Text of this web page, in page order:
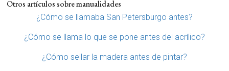
Otros artículos sobre manualidades
¿Cómo se llamaba San Petersburgo antes?
¿Cómo se llama lo que se pone antes del acrílico?
¿Cómo sellar la madera antes de pintar?